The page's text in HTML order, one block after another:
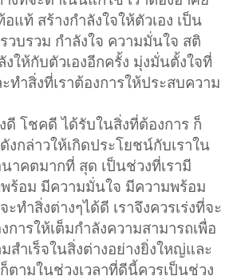
แท้ สร้างกำลังใจให้ตัวเอง เป็น
วบรวม กำลังใจ ความมั่นใจ สติ
งให้กับตัวเองอีกครั้ง มุ่งมั่นตั้งใจที่
ทำสิ่งที่เราต้องการให้ประสบความ
ดี โชคดี ได้รับในสิ่งที่ต้องการ ก็
งกล่าวให้เกิดประโยชน์กับเราใน
าคตมากที่ สุด เป็นช่วงที่เรามี
ร้อม มีความมั่นใจ มีความพร้อม
ทำสิ่งต่างๆได้ดี เราจึงควรเร่งที่จะ
การให้เต็มกำลังความสามารถเพื่อ
สำเร็จในสิ่งต่างอย่างยิ่งใหญ่และ
ก็ตามในช่วงเวลาที่ดีนี้ควรเป็นช่วง